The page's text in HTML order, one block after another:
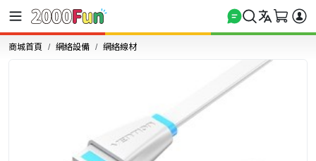
商城首頁 網絡設備 網絡線材